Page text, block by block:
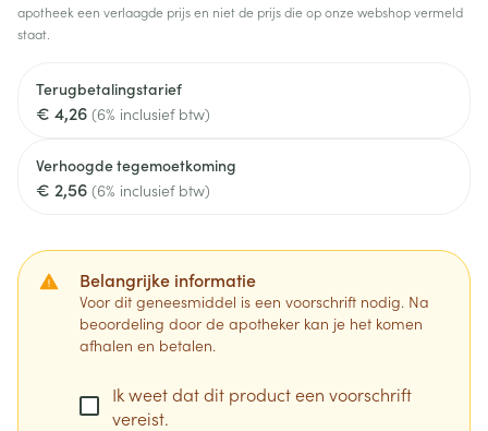
apotheek een verlaagde prijs en niet de prijs die op onze webshop vermeld
staat.
Terugbetalingstarief
€ 4,26 (6% inclusief btw)
Verhoogde tegemoetkoming
€ 2,56 (6% inclusief btw)
Belangrijke informatie
Voor dit geneesmiddel is een voorschrift nodig. Na
beoordeling door de apotheker kan je het komen
afhalen en betalen.
Ik weet dat dit product een voorschrift
vereist.